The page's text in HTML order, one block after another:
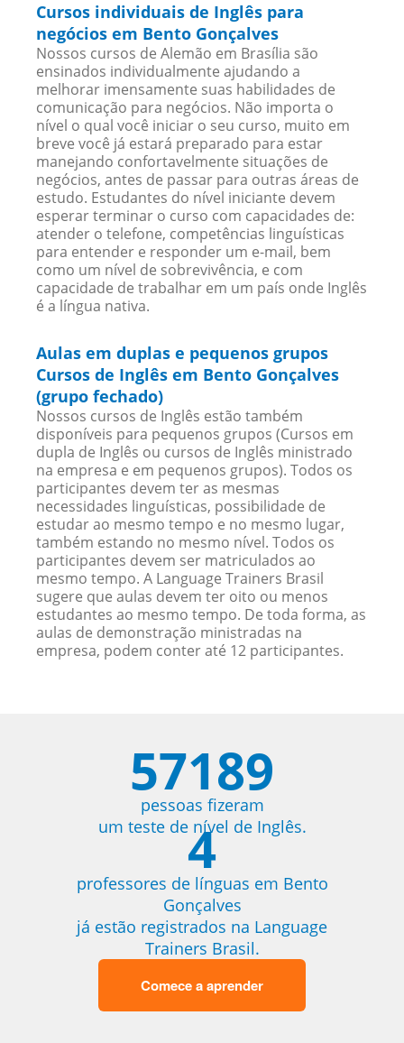
Cursos individuais de Inglês para
negócios em Bento Gonçalves
Nossos cursos de Alemão em Brasília são
ensinados individualmente ajudando a
melhorar imensamente suas habilidades de
comunicação para negócios. Não importa o
nível o qual você iniciar o seu curso, muito em
breve você já estará preparado para estar
manejando confortavelmente situações de
negócios, antes de passar para outras áreas de
estudo. Estudantes do nível iniciante devem
esperar terminar o curso com capacidades de:
atender o telefone, competências linguísticas
para entender e responder um e-mail, bem
como um nível de sobrevivência, e com
capacidade de trabalhar em um país onde Inglês
é a língua nativa.
Aulas em duplas e pequenos grupos
Cursos de Inglês em Bento Gonçalves
(grupo fechado)
Nossos cursos de Inglês estão também
disponíveis para pequenos grupos (Cursos em
dupla de Inglês ou cursos de Inglês ministrado
na empresa e em pequenos grupos). Todos os
participantes devem ter as mesmas
necessidades linguísticas, possibilidade de
estudar ao mesmo tempo e no mesmo lugar,
também estando no mesmo nível. Todos os
participantes devem ser matriculados ao
mesmo tempo. A Language Trainers Brasil
sugere que aulas devem ter oito ou menos
estudantes ao mesmo tempo. De toda forma, as
aulas de demonstração ministradas na
empresa, podem conter até 12 participantes.
57189
pessoas fizeram
um teste de nível de Inglês.
4
professores de línguas em Bento
Gonçalves
já estão registrados na Language
Trainers Brasil.
Comece a aprender